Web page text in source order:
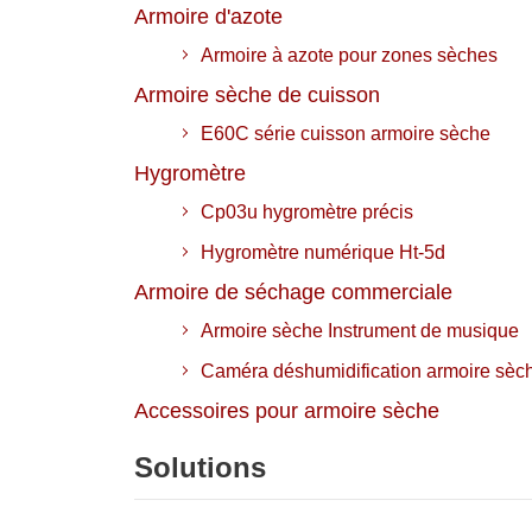
Armoire d'azote
Armoire à azote pour zones sèches
Armoire sèche de cuisson
E60C série cuisson armoire sèche
Hygromètre
Cp03u hygromètre précis
Hygromètre numérique Ht-5d
Armoire de séchage commerciale
Armoire sèche Instrument de musique
Caméra déshumidification armoire
Accessoires pour armoire sèche
Solutions